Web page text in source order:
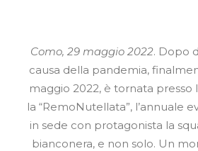
Como, 29 maggio 2022. Dopo
causa della pandemia,
maggio 2022, è tornata presso
la “RemoNutellata”, l’annuale
in sede con protagonista la
bianconera, e non solo. Un